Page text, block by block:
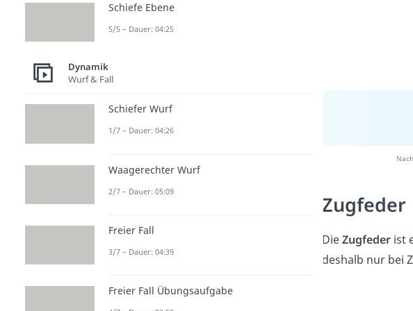
Zugfeder
DieZugfeder ist
deshalb nur bei
Schiefe Ebene
5/5 – Dauer: 04:25
Dynamik
Wurf & Fall
Schiefer Wurf
1/7 – Dauer: 04:26
Waagerechter Wurf
2/7 – Dauer: 05:09
Freier Fall
3/7 – Dauer: 04:39
Freier Fall Übungsaufgabe